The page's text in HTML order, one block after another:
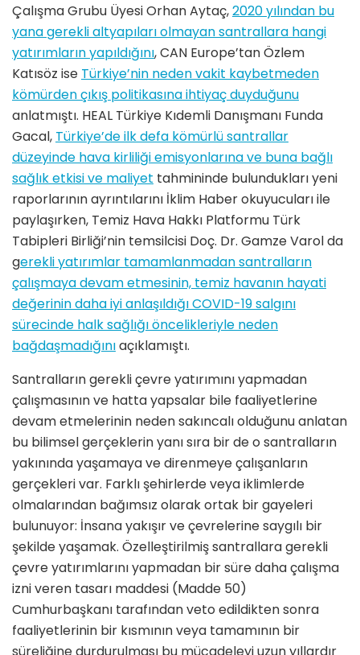
Çalışma Grubu Üyesi Orhan Aytaç,2020 yılından bu
yana gerekli altyapıları olmayan santrallara hangi
yatırımların yapıldığını, CAN Europe’tan Özlem
Katısöz ise Türkiye’nin neden vakit kaybetmeden
kömürden çıkış politikasına ihtiyaç duyduğunu
anlatmıştı. HEAL Türkiye Kıdemli Danışmanı Funda
Gacal, Türkiye’de ilk defa kömürlü santrallar
düzeyinde hava kirliliği emisyonlarına ve buna bağlı
sağlık etkisi ve maliyet tahmininde bulundukları yeni
raporlarının ayrıntılarını İklim Haber okuyucuları ile
paylaşırken, Temiz Hava Hakkı Platformu Türk
Tabipleri Birliği’nin temsilcisi Doç. Dr. Gamze Varol da
gerekli yatırımlar tamamlanmadan santralların
çalışmaya devam etmesinin, temiz havanın hayati
değerinin daha iyi anlaşıldığı COVID-19 salgını
sürecinde halk sağlığı öncelikleriyle neden
bağdaşmadığınıaçıklamıştı.
Santralların gerekli çevre yatırımını yapmadan
çalışmasının ve hatta yapsalar bile faaliyetlerine
devam etmelerinin neden sakıncalı olduğunu anlatan
bu bilimsel gerçeklerin yanı sıra bir de o santralların
yakınında yaşamaya ve direnmeye çalışanların
gerçekleri var. Farklı şehirlerde veya iklimlerde
olmalarından bağımsız olarak ortak bir gayeleri
bulunuyor: İnsana yakışır ve çevrelerine saygılı bir
şekilde yaşamak. Özelleştirilmiş santrallara gerekli
çevre yatırımlarını yapmadan bir süre daha çalışma
izni veren tasarı maddesi (Madde 50)
Cumhurbaşkanı tarafından veto edildikten sonra
faaliyetlerinin bir kısmının veya tamamının bir
süreliğine durdurulması bu mücadeleyi uzun yıllardır